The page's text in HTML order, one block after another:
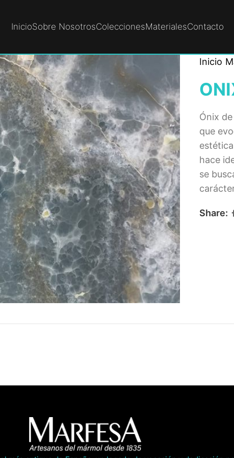
InicioSobre NosotrosColeccionesMaterialesContacto
Inicio
Ónix
que
hace
se
Share: